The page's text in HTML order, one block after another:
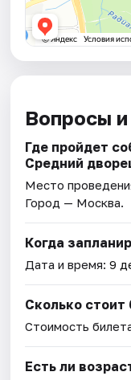
Вопросы
Где пройдет
Средний
Место
Город — Москва.
Когда
Дата и время:9
Сколько стоит
Стоимость
Есть ли